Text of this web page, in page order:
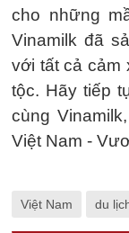
cho những
Vinamilk đã
với tất cả cảm
tộc. Hãy tiếp
cùng
Việt Nam -
Việt Nam du